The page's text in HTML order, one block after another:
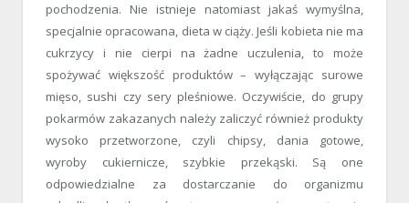
pochodzenia. Nie istnieje natomiast jakaś wymyślna,
specjalnie opracowana, dieta w ciąży. Jeśli kobieta nie ma
cukrzycy i nie cierpi na żadne uczulenia, to może
spożywać większość produktów – wyłączając surowe
mięso, sushi czy sery pleśniowe. Oczywiście, do grupy
pokarmów zakazanych należy zaliczyć również produkty
wysoko przetworzone, czyli chipsy, dania gotowe,
wyroby cukiernicze, szybkie przekąski. Są one
odpowiedzialne za dostarczanie do organizmu